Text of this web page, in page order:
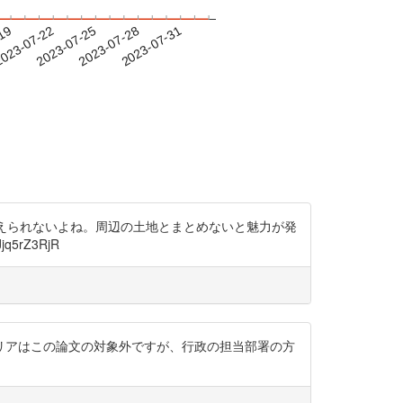
07-22
2023-07-252023-07-282023-07-31
れないよね。周辺の土地とまとめないと魅力が発
はこの論文の対象外ですが、行政の担当部署の方